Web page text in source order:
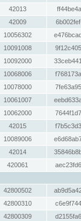
42013
42009
10056302
10091008
10092000
10068006
10078000
10061007
10062000
42015
10089006
42014
420061
42800502
42800310
42800309